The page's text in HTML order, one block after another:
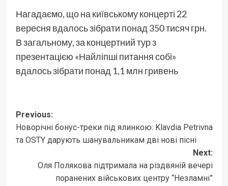
Нагадаємо, що на київському концерті 22
вересня вдалось зібрати понад 350 тисяч грн.
В загальному, за концертний тур з
презентацією «Найліпші питання собі»
вдалось зібрати понад 1,1 млн гривень
Post
navigation
Previous:
Новорічні бонус-треки під ялинкою: Klavdia Petrivna
та OSTY дарують шанувальникам дві нові пісні
Next:
Оля Полякова підтримала на різдвяній вечері
поранених військових центру “Незламні”